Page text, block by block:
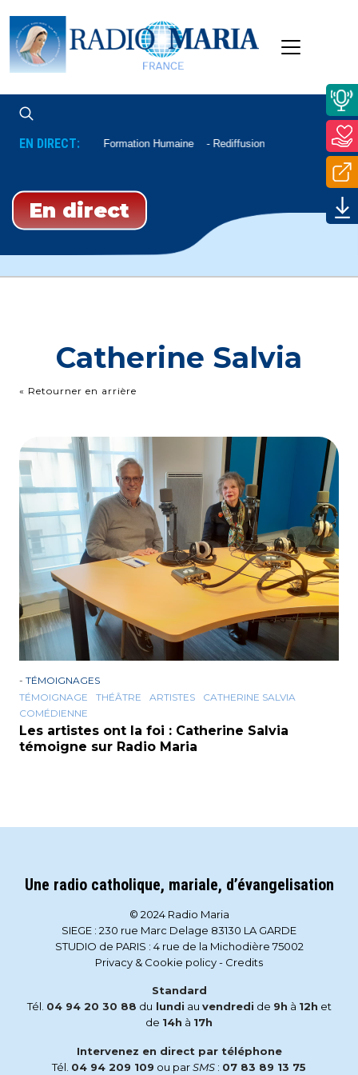
EN DIRECT: Formation Humaine Rediffusion
En direct
Catherine Salvia
« Retourner en arrière
- TÉMOIGNAGES
TÉMOIGNAGE
THÉÂTRE ARTISTES
CATHERINE SALVIA
COMÉDIENNE
Les artistes ont la foi : Catherine Salvia
témoigne sur Radio Maria
Une radio catholique, mariale, d’évangelisation
© 2024 Radio Maria
SIEGE : 230 rue Marc Delage 83130 LA GARDE
STUDIO de PARIS : 4 rue de la Michodière 75002
Privacy & Cookie policy- Credits
Standard
Tél. 04 94 20 30 88 du lundi au vendredi de 9h à 12h et
de 14h à 17h
Intervenez en direct par téléphone
Tél. 04 94 209 109 ou parSMS : 07 83 89 13 75